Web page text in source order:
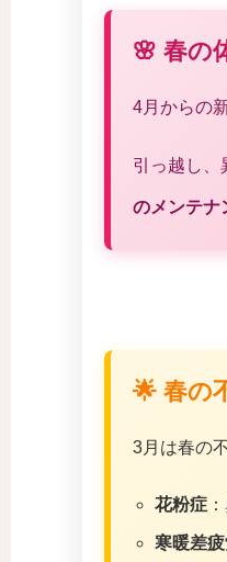
🌸 春の
4月からの
引っ越し、
のメンテナ
🌟 春の
3月は春の
花粉症
寒暖差